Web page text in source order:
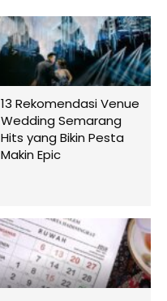
13 Rekomendasi Venue
Wedding Semarang
Hits yang Bikin Pesta
Makin Epic